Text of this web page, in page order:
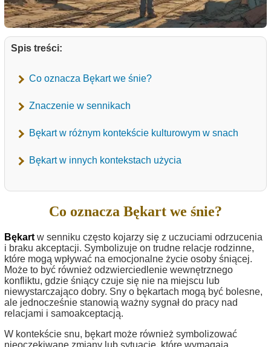
Spis treści:
Co oznacza Bękart we śnie?
Znaczenie w sennikach
Bękart w różnym kontekście kulturowym w snach
Bękart w innych kontekstach użycia
Co oznacza Bękart we śnie?
Bękart w senniku często kojarzy się z uczuciami odrzucenia
i braku akceptacji. Symbolizuje on trudne relacje rodzinne,
które mogą wpływać na emocjonalne życie osoby śniącej.
Może to być również odzwierciedlenie wewnętrznego
konfliktu, gdzie śniący czuje się nie na miejscu lub
niewystarczająco dobry. Sny o bękartach mogą być bolesne,
ale jednocześnie stanowią ważny sygnał do pracy nad
relacjami i samoakceptacją.
W kontekście snu, bękart może również symbolizować